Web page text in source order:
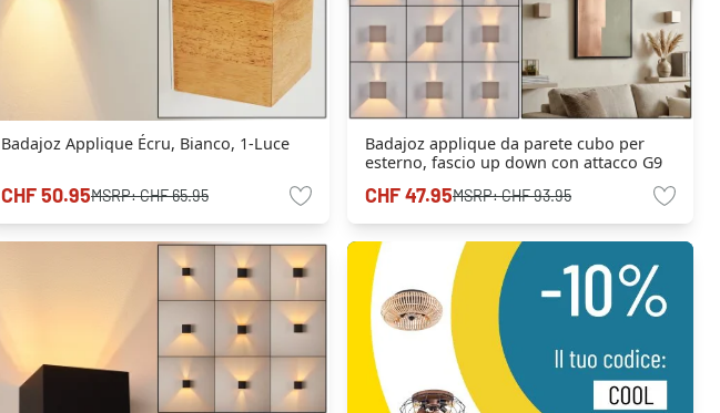
Badajoz Applique Écru, Bianco, 1-Luce
CHF 50.95MSRP:CHF 65.95
Badajoz applique da parete cubo per
esterno, fascio up down con attacco G9
CHF 47.95MSRP:CHF 93.95